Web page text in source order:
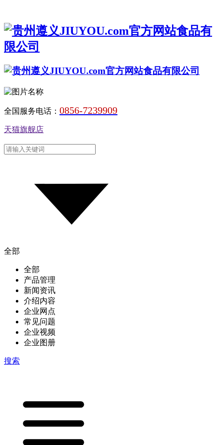
全国服务电话： 0856-7239909
天猫旗舰店
全部
全部
产品管理
新闻资讯
介绍内容
企业网点
常见问题
企业视频
企业图册
搜索